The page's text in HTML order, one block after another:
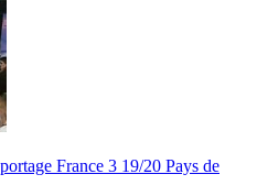
France 3 19/20 Pays de